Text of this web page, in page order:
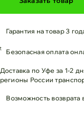
Гарантия на товар 3
Безопасная оплата
Доставка по Уфе за 1-2
регионы России
Возможность возврата